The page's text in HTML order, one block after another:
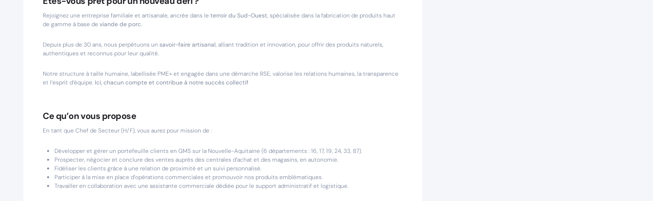
Rejoignez une entreprise familiale et artisanale, ancrée dans le terroir du Sud-Ouest, spécialisée dans la fabrication de produits haut
de gamme à base de viande de porc.
Depuis plus de 30 ans, nous perpétuons un savoir-faire artisanal, alliant tradition et innovation, pour offrir des produits naturels,
authentiques et reconnus pour leur qualité.
Notre structure à taille humaine, labellisée PME+ et engagée dans une démarche RSE, valorise les relations humaines, la transparence
et l’esprit d’équipe. Ici, chacun compte et contribue à notre succès collectif
Ce qu’on vous propose
En tant que Chef de Secteur (H/F), vous aurez pour mission de :
Développer et gérer un portefeuille clients en GMS sur la Nouvelle-Aquitaine (6 départements : 16, 17, 19, 24, 33, 87).
Prospecter, négocier et conclure des ventes auprès des centrales d’achat et des magasins, en autonomie.
Fidéliser les clients grâce à une relation de proximité et un suivi personnalisé.
Participer à la mise en place d’opérations commerciales et promouvoir nos produits emblématiques.
Travailler en collaboration avec une assistante commerciale dédiée pour le support administratif et logistique.